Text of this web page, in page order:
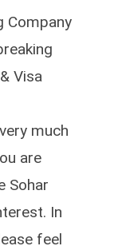
Visa
much
are
Sohar
In
feel